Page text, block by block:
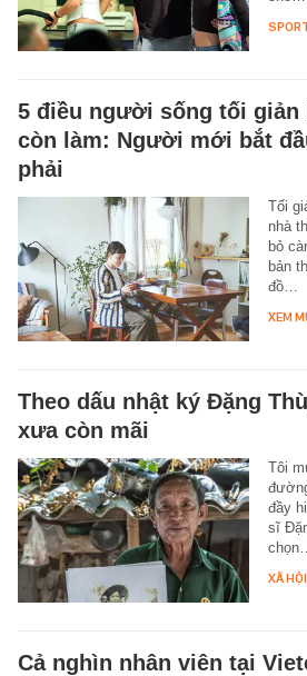
5 điều người sống tối giản
còn làm: Người mới bắt
phải
Tối
nhà
bỏ
bản
đồ…
XEM
Theo dấu nhật ký Đặng
xưa còn mãi
Tôi
đầy
sĩ
XÃ HỘI
Cả nghìn nhân viên tại